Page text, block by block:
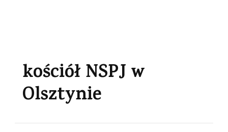
kościół NSPJ w
Olsztynie